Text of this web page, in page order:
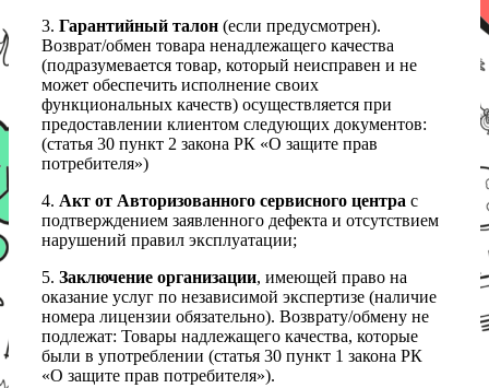
3. Гарантийный талон (если предусмотрен).
Возврат/обмен товара ненадлежащего качества
(подразумевается товар, который неисправен и не
может обеспечить исполнение своих
функциональных качеств) осуществляется при
предоставлении клиентом следующих документов:
(статья 30 пункт 2 закона РК «О защите прав
потребителя»)
4. Акт от Авторизованного сервисного центра с
подтверждением заявленного дефекта и отсутствием
нарушений правил эксплуатации;
5. Заключение организации, имеющей право на
оказание услуг по независимой экспертизе (наличие
номера лицензии обязательно). Возврату/обмену не
подлежат: Товары надлежащего качества, которые
были в употреблении (статья 30 пункт 1 закона РК
«О защите прав потребителя»).